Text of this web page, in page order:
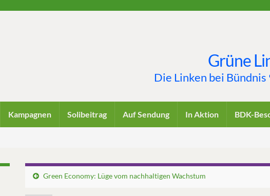
Grüne
Die Linken bei
Kampagnen Solibeitrag Auf Sendung In Aktion BDK-
Green Economy: Lüge vom nachhaltigen Wachstum